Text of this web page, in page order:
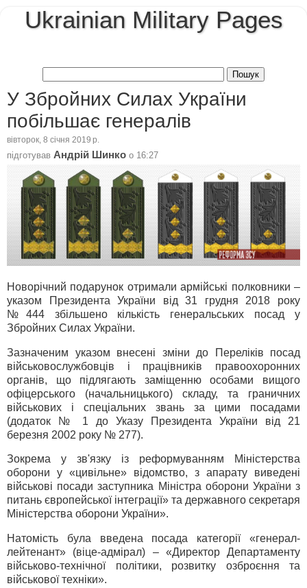
Ukrainian Military Pages
У Збройних Силах України
побільшає генералів
вівторок, 8 січня 2019 р.
підготував Андрій Шинко о 16:27
Новорічний подарунок отримали армійські полковники –
указом Президента України від 31 грудня 2018 року
№444 збільшено кількість генеральських посад у
Збройних Силах України.
Зазначеним указом внесені зміни до Переліків посад
військовослужбовців і працівників правоохоронних
органів, що підлягають заміщенню особами вищого
офіцерського (начальницького) складу, та граничних
військових і спеціальних звань за цими посадами
(додаток № 1 до Указу Президента України від 21
березня 2002 року № 277).
Зокрема у зв'язку із реформуванням Міністерства
оборони у «цивільне» відомство, з апарату виведені
військові посади заступника Міністра оборони України з
питань європейської інтеграції» та державного секретаря
Міністерства оборони України».
Натомість була введена посада категорії «генерал-
лейтенант» (віце-адмірал) – «Директор Департаменту
військово-технічної політики, розвитку озброєння та
військової техніки».